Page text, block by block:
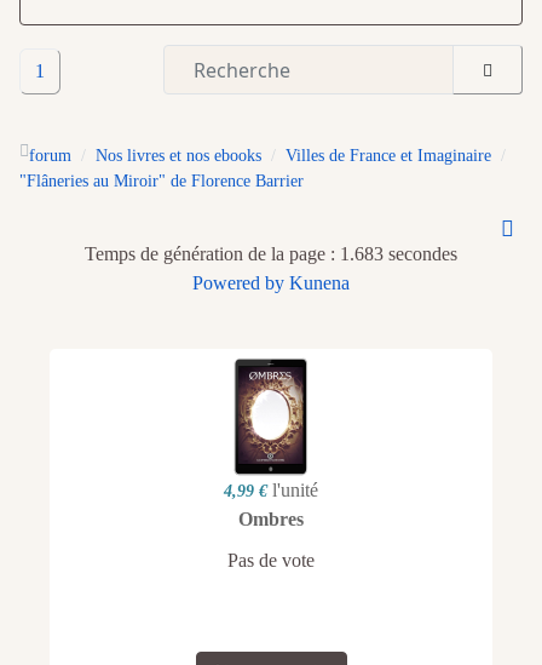
1
forum Nos livres et nos ebooks
Villes de France et Imaginaire
"Flâneries au Miroir" de Florence Barrier
Temps de génération de la page : 1.683 secondes
Powered by Kunena
4,99 € l'unité
Ombres
Pas de vote